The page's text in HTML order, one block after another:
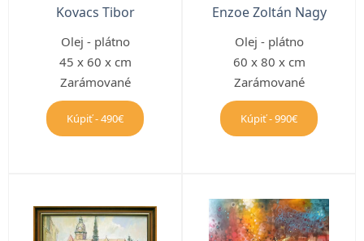
Kovacs Tibor
Olej - plátno
45 x 60 x cm
Zarámované
Kúpiť - 490€
Enzoe Zoltán Nagy
Olej - plátno
60 x 80 x cm
Zarámované
Kúpiť - 990€